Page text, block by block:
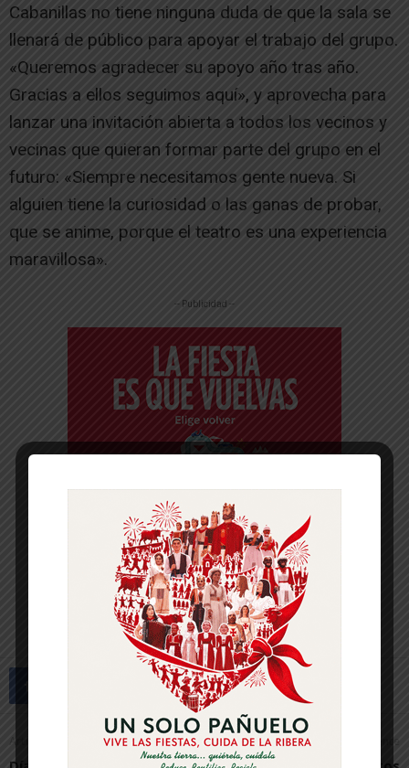
Cabanillas no tiene ninguna duda de que la sala se
llenará de público para apoyar el trabajo del grupo.
«Queremos agradecer su apoyo año tras año.
Gracias a ellos seguimos aquí», y aprovecha para
lanzar una invitación abierta a todos los vecinos y
vecinas que quieran formar parte del grupo en el
futuro: «Siempre necesitamos gente nueva. Si
alguien tiene la curiosidad o las ganas de probar,
que se anime, porque el teatro es una experiencia
maravillosa».
-- Publicidad --
Artículo anterior Artículo siguiente